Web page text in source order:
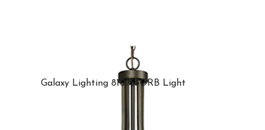
Galaxy Lighting 810753ORB Light